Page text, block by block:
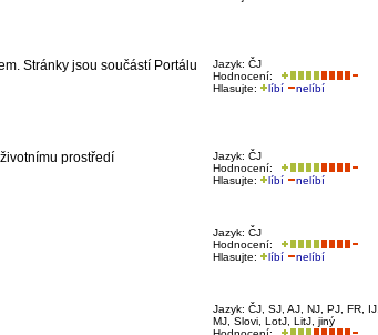
Jazyk: ČJ
Hodnocení:
Hlasujte:
líbí nelíbí
Stránky jsou součástí Portálu
Jazyk: ČJ
Hodnocení:
Hlasujte:
líbí nelíbí
prostředí
Jazyk: ČJ
Hodnocení:
Hlasujte:
líbí nelíbí
Jazyk: ČJ, SJ, AJ, NJ, PJ, FR, IJ,
MJ, Slovi, LotJ, LitJ, jiný